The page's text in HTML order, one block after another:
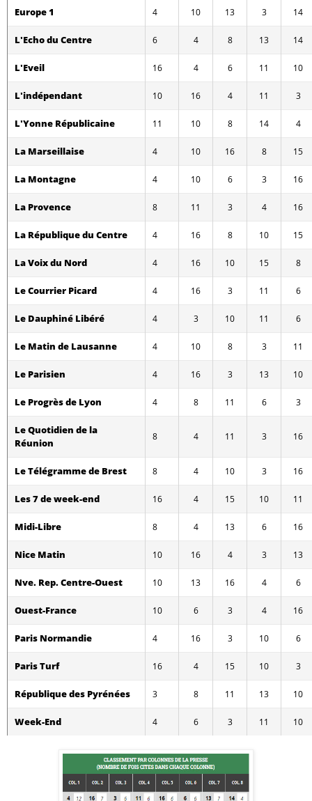
Europe 1 4 10 13 3 14
L'Echo du Centre 6 4 8 13 14
L'Eveil 16 4 6 11 10
L'indépendant 10 16 4 11 3
L'Yonne Républicaine 11 10 8 14 4
La Marseillaise 4 10 16 8 15
La Montagne 4 10 6 3 16
La Provence 8 11 3 4 16
La République du Centre 4 16 8 10 15
La Voix du Nord 4 16 10 15 8
Le Courrier Picard 4 16 3 11 6
Le Dauphiné Libéré 4 3 10 11 6
Le Matin de Lausanne 4 10 8 3 11
Le Parisien 4 16 3 13 10
Le Progrès de Lyon 4 8 11 6 3
Le Quotidien de la
Réunion
8 4 11 3 16
Le Télégramme de Brest 8 4 10 3 16
Les 7 de week-end 16 4 15 10 11
Midi-Libre 8 4 13 6 16
Nice Matin 10 16 4 3 13
Nve. Rep. Centre-Ouest 10 13 16 4 6
Ouest-France 10 6 3 4 16
Paris Normandie 4 16 3 10 6
Paris Turf 16 4 15 10 3
République des Pyrénées 3 8 11 13 10
Week-End 4 6 3 11 10